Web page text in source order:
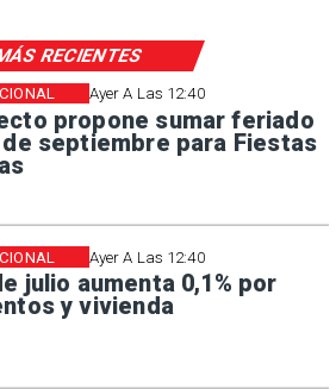
Ayer A Las 12:40
propone sumar feriado
de septiembre para Fiestas
Ayer A Las 12:40
julio aumenta 0,1% por
y vivienda
RECIENTES